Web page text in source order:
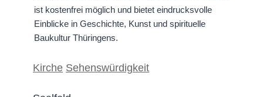
ist kostenfrei möglich und bietet eindrucksvolle
Einblicke in Geschichte, Kunst und spirituelle
Baukultur Thüringens.
Kirche Sehenswürdigkeit